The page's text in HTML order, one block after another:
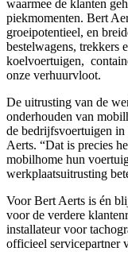
waarmee de klanten
piekmomenten. Bert
groeipotentieel, en
bestelwagens, trekkers
koelvoertuigen,
onze verhuurvloot.
De uitrusting van de
onderhouden van
de bedrijfsvoertuigen
Aerts. “Dat is precies
mobilhome hun
werkplaatsuitrusting
Voor Bert Aerts is én
voor de verdere
installateur voor
officieel servicepartner